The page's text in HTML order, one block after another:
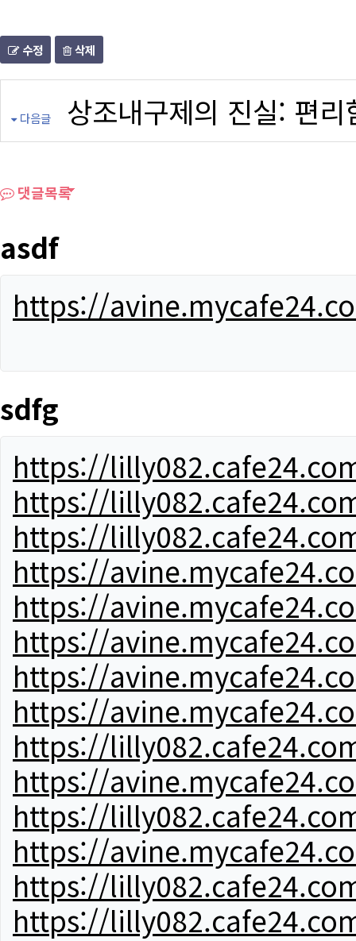
수정 삭제
다음글 상조내구제의 진실: 편
댓글목록
asdf
https://
sdfg
https://
https://
https://
https://
https://
https://
https://
https://
https://
https://
https://
https://
https://
https://